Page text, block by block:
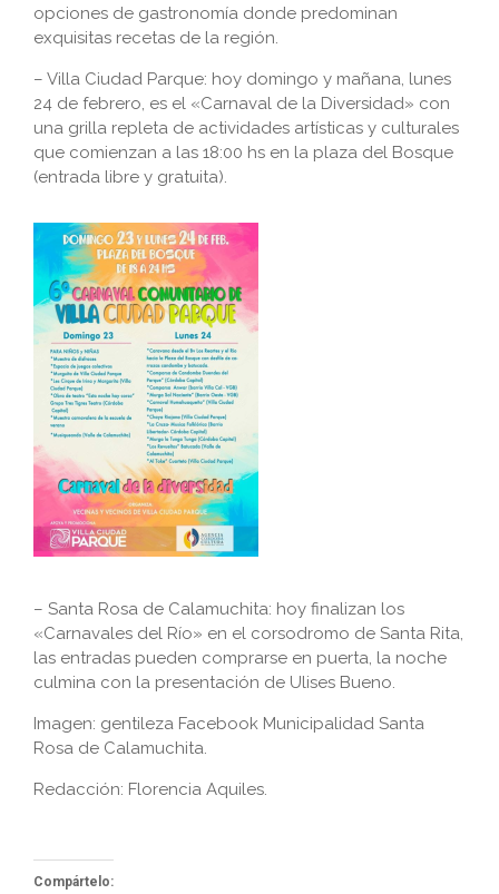
opciones de gastronomía donde predominan
exquisitas recetas de la región.
– Villa Ciudad Parque: hoy domingo y mañana, lunes
24 de febrero, es el «Carnaval de la Diversidad» con
una grilla repleta de actividades artísticas y culturales
que comienzan a las 18:00 hs en la plaza del Bosque
(entrada libre y gratuita).
– Santa Rosa de Calamuchita: hoy finalizan los
«Carnavales del Río» en el corsodromo de Santa Rita,
las entradas pueden comprarse en puerta, la noche
culmina con la presentación de Ulises Bueno.
Imagen: gentileza Facebook Municipalidad Santa
Rosa de Calamuchita.
Redacción: Florencia Aquiles.
Compártelo: